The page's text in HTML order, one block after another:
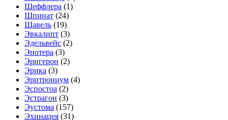
Шеффлера (1)
Шпинат (24)
Щавель (19)
Эвкалипт (3)
Эдельвейс (2)
Энотера (3)
Эригерон (2)
Эрика (3)
Эритрониум (4)
Эспостоа (2)
Эстрагон (3)
Эустома (157)
Эхинацея (31)